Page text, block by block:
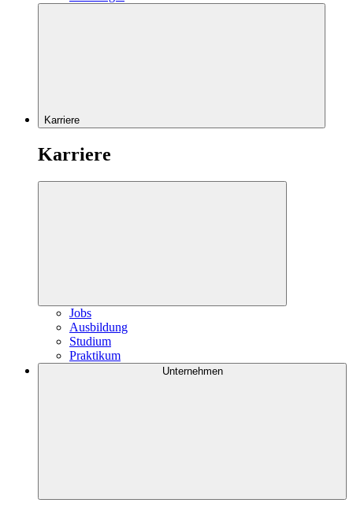
Karriere
Karriere
Jobs
Ausbildung
Studium
Praktikum
Unternehmen